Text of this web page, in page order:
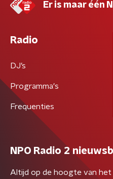
Er is maar één
Radio
DJ’s
Programma's
Frequenties
NPO Radio 2
Altijd op de hoogte van het